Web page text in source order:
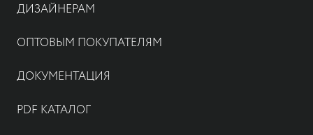
ДИЗАЙНЕРАМ
ОПТОВЫМ ПОКУПАТЕЛЯМ
ДОКУМЕНТАЦИЯ
PDF КАТАЛОГ